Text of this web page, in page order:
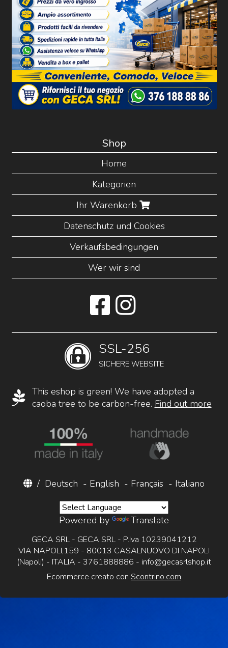
Shop
Home
Kategorien
Ihr Warenkorb
Datenschutz und Cookies
Verkaufsbedingungen
Wer wir sind
SSL-256
SICHERE WEBSITE
This eshop is green! We have adopted a
caoba tree to be carbon-free. Find out more
/ Deutsch - English - Français - Italiano
Powered by Translate
GECA SRL - GECA SRL - P.Iva 10239041212
VIA NAPOLI,159 - 80013 CASALNUOVO DI NAPOLI
(Napoli) - ITALIA - 3761888886 - info@gecasrlshop.it
Ecommerce creato con Scontrino.com